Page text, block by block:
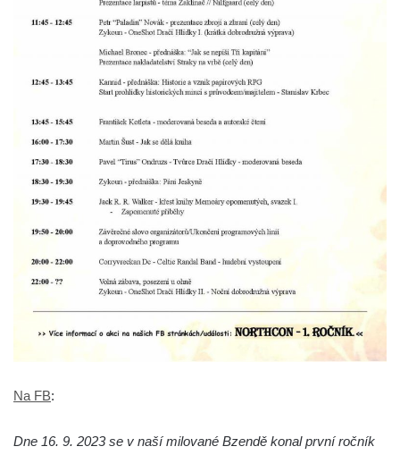
Na FB:
Dne 16. 9. 2023 se v naší milované Bzendě konal první ročník